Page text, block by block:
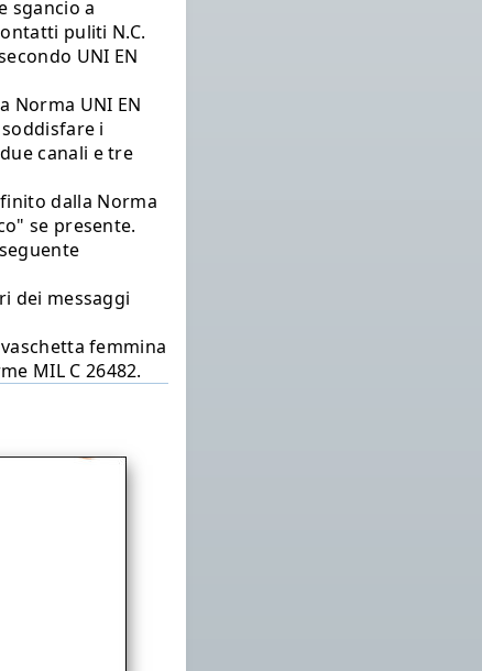
sgancio a
puliti N.C.
UNI EN
Norma UNI EN
i
canali e tre
dalla Norma
se presente.
dei messaggi
femmina
MIL C 26482.